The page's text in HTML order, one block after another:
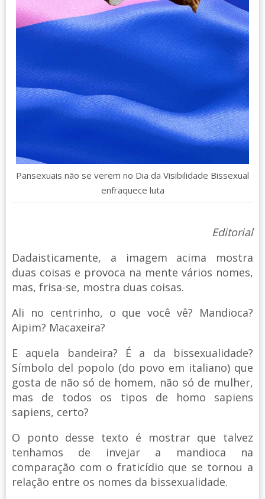
Pansexuais não se verem no Dia da Visibilidade Bissexual
enfraquece luta
Editorial
Dadaisticamente, a imagem acima mostra
duas coisas e provoca na mente vários nomes,
mas, frisa-se, mostra duas coisas.
Ali no centrinho, o que você vê? Mandioca?
Aipim? Macaxeira?
E aquela bandeira? É a da bissexualidade?
Símbolo del popolo (do povo em italiano) que
gosta de não só de homem, não só de mulher,
mas de todos os tipos de homo sapiens
sapiens, certo?
O ponto desse texto é mostrar que talvez
tenhamos de invejar a mandioca na
comparação com o fraticídio que se tornou a
relação entre os nomes da bissexualidade.